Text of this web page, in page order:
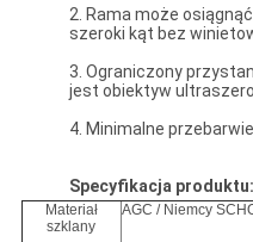
2. Rama może
szeroki kąt bez
3. Ograniczony
jest obiektyw
4. Minimalne
Specyfikacja produktu:
Materiał
szklany
AGC / Niemcy